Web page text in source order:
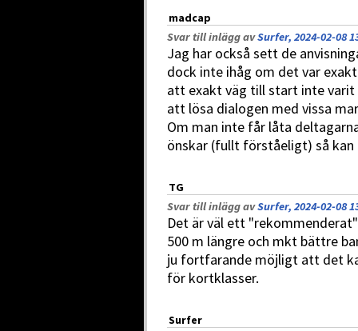
madcap
Svar till inlägg avSurfer, 2024-02-08
Jag har också sett de
dock inte ihåg om det var
att exakt väg till start inte
att lösa dialogen med vissa
Om man inte får låta
önskar (fullt förståeligt) så
TG
Svar till inlägg avSurfer, 2024-02-08
Det är väl ett
500 m längre och mkt bättre
ju fortfarande möjligt att det
för kortklasser.
Surfer